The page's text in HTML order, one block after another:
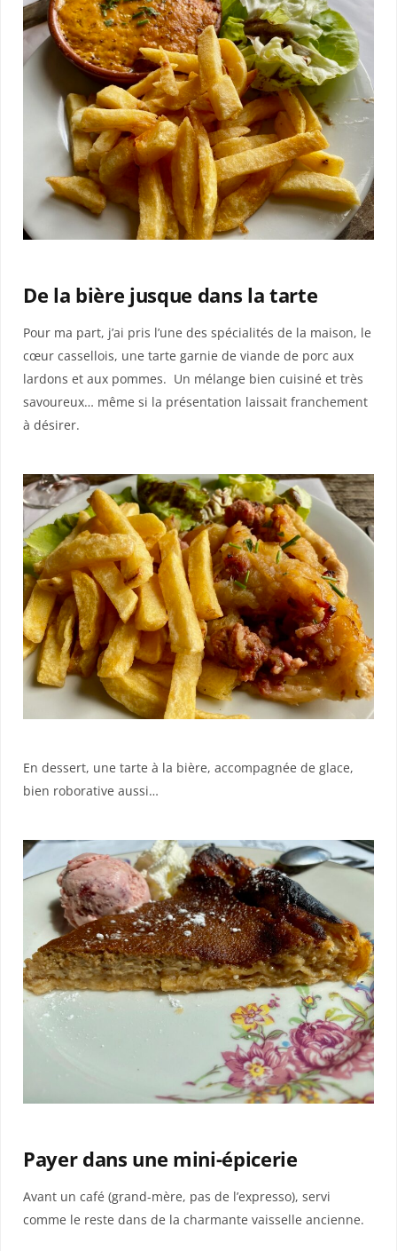
De la bière jusque dans la tarte
Pour ma part, j’ai pris l’une des spécialités de la maison, le
cœur cassellois, une tarte garnie de viande de porc aux
lardons et aux pommes. Un mélange bien cuisiné et très
savoureux… même si la présentation laissait franchement
à désirer.
En dessert, une tarte à la bière, accompagnée de glace,
bien roborative aussi…
Payer dans une mini-épicerie
Avant un café (grand-mère, pas de l’expresso), servi
comme le reste dans de la charmante vaisselle ancienne.